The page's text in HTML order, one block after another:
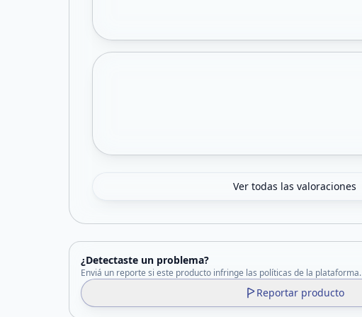
Ver todas las valoraciones
¿Detectaste un problema?
Enviá un reporte si este producto infringe las políticas de la plataforma.
Reportar producto